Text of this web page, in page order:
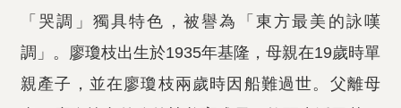
「哭調」獨具特色，被譽為「東方最美的詠嘆
調」。廖瓊枝出生於1935年基隆，母親在19歲時單
親產子，並在廖瓊枝兩歲時因船難過世。父離母